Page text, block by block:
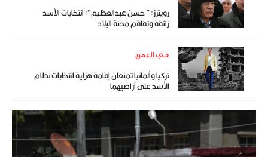
رويترز: ” حسن عبدالعظيم”: انتخابات الأسد
زائفة وتفاقم محنة البلاد
في العمق
تركيا وألمانيا تمنعان إقامة هزلية انتخابات نظام
الأسد على أراضيهما